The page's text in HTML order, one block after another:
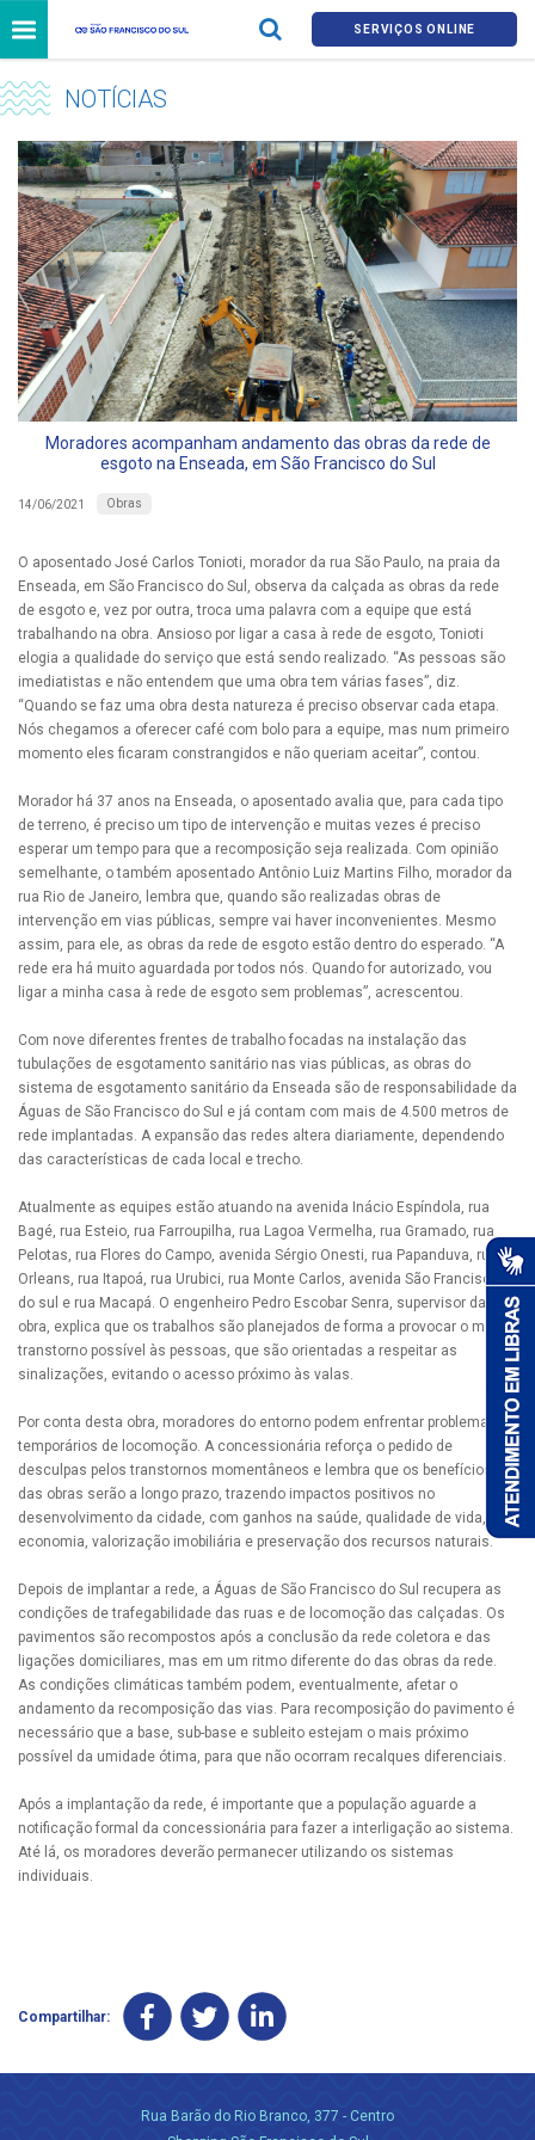
SERVIÇOS ONLINE
NOTÍCIAS
Moradores acompanham andamento das obras da rede de
esgoto na Enseada, em São Francisco do Sul
14/06/2021 Obras
O aposentado José Carlos Tonioti, morador da rua São Paulo, na praia da
Enseada, em São Francisco do Sul, observa da calçada as obras da rede
de esgoto e, vez por outra, troca uma palavra com a equipe que está
trabalhando na obra. Ansioso por ligar a casa à rede de esgoto, Tonioti
elogia a qualidade do serviço que está sendo realizado. “As pessoas são
imediatistas e não entendem que uma obra tem várias fases”, diz.
“Quando se faz uma obra desta natureza é preciso observar cada etapa.
Nós chegamos a oferecer café com bolo para a equipe, mas num primeiro
momento eles ficaram constrangidos e não queriam aceitar”, contou.
Morador há 37 anos na Enseada, o aposentado avalia que, para cada tipo
de terreno, é preciso um tipo de intervenção e muitas vezes é preciso
esperar um tempo para que a recomposição seja realizada. Com opinião
semelhante, o também aposentado Antônio Luiz Martins Filho, morador da
rua Rio de Janeiro, lembra que, quando são realizadas obras de
intervenção em vias públicas, sempre vai haver inconvenientes. Mesmo
assim, para ele, as obras da rede de esgoto estão dentro do esperado. “A
rede era há muito aguardada por todos nós. Quando for autorizado, vou
ligar a minha casa à rede de esgoto sem problemas”, acrescentou.
Com nove diferentes frentes de trabalho focadas na instalação das
tubulações de esgotamento sanitário nas vias públicas, as obras do
sistema de esgotamento sanitário da Enseada são de responsabilidade da
Águas de São Francisco do Sul e já contam com mais de 4.500 metros de
rede implantadas. A expansão das redes altera diariamente, dependendo
das características de cada local e trecho.
Atualmente as equipes estão atuando na avenida Inácio Espíndola, rua
Bagé, rua Esteio, rua Farroupilha, rua Lagoa Vermelha, rua Gramado, rua
Pelotas, rua Flores do Campo, avenida Sérgio Onesti, rua Papanduva, rua
Orleans, rua Itapoá, rua Urubici, rua Monte Carlos, avenida São Francisco
do sul e rua Macapá. O engenheiro Pedro Escobar Senra, supervisor da
obra, explica que os trabalhos são planejados de forma a provocar o menor
transtorno possível às pessoas, que são orientadas a respeitar as
sinalizações, evitando o acesso próximo às valas.
Por conta desta obra, moradores do entorno podem enfrentar problemas
temporários de locomoção. A concessionária reforça o pedido de
desculpas pelos transtornos momentâneos e lembra que os benefícios
das obras serão a longo prazo, trazendo impactos positivos no
desenvolvimento da cidade, com ganhos na saúde, qualidade de vida,
economia, valorização imobiliária e preservação dos recursos naturais.
Depois de implantar a rede, a Águas de São Francisco do Sul recupera as
condições de trafegabilidade das ruas e de locomoção das calçadas. Os
pavimentos são recompostos após a conclusão da rede coletora e das
ligações domiciliares, mas em um ritmo diferente do das obras da rede.
As condições climáticas também podem, eventualmente, afetar o
andamento da recomposição das vias. Para recomposição do pavimento é
necessário que a base, sub-base e subleito estejam o mais próximo
possível da umidade ótima, para que não ocorram recalques diferenciais.
Após a implantação da rede, é importante que a população aguarde a
notificação formal da concessionária para fazer a interligação ao sistema.
Até lá, os moradores deverão permanecer utilizando os sistemas
individuais.
Compartilhar:
Rua Barão do Rio Branco, 377 - Centro